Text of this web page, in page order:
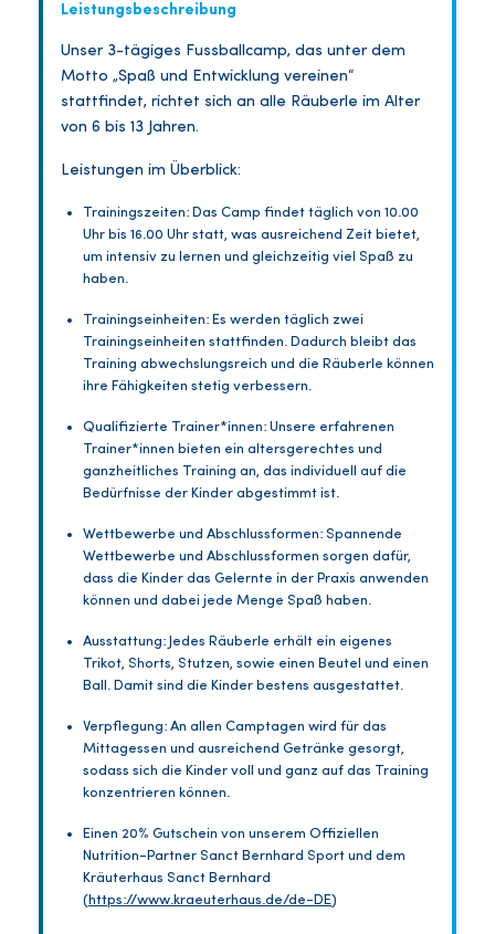
Leistungsbeschreibung
Unser 3-tägiges Fussballcamp, das unter dem
Motto „Spaß und Entwicklung vereinen“
stattfindet, richtet sich an alle Räuberle im Alter
von 6 bis 13 Jahren.
Leistungen im Überblick:
Trainingszeiten: Das Camp findet täglich von 10.00
Uhr bis 16.00 Uhr statt, was ausreichend Zeit bietet,
um intensiv zu lernen und gleichzeitig viel Spaß zu
haben.
Trainingseinheiten: Es werden täglich zwei
Trainingseinheiten stattfinden. Dadurch bleibt das
Training abwechslungsreich und die Räuberle können
ihre Fähigkeiten stetig verbessern.
Qualifizierte Trainer*innen: Unsere erfahrenen
Trainer*innen bieten ein altersgerechtes und
ganzheitliches Training an, das individuell auf die
Bedürfnisse der Kinder abgestimmt ist.
Wettbewerbe und Abschlussformen: Spannende
Wettbewerbe und Abschlussformen sorgen dafür,
dass die Kinder das Gelernte in der Praxis anwenden
können und dabei jede Menge Spaß haben.
Ausstattung: Jedes Räuberle erhält ein eigenes
Trikot, Shorts, Stutzen, sowie einen Beutel und einen
Ball. Damit sind die Kinder bestens ausgestattet.
Verpflegung: An allen Camptagen wird für das
Mittagessen und ausreichend Getränke gesorgt,
sodass sich die Kinder voll und ganz auf das Training
konzentrieren können.
Einen 20% Gutschein von unserem Offiziellen
Nutrition-Partner Sanct Bernhard Sport und dem
Kräuterhaus Sanct Bernhard
(https://www.kraeuterhaus.de/de-DE)